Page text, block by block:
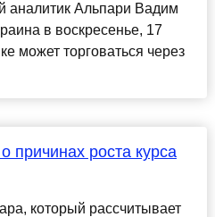
аналитик Альпари Вадим
в воскресенье, 17
может торговаться через
причинах роста курса
который рассчитывает